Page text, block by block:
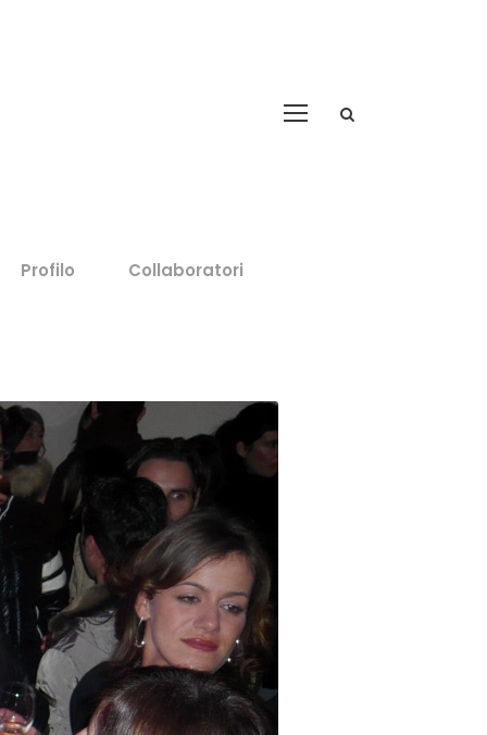
Profilo Collaboratori